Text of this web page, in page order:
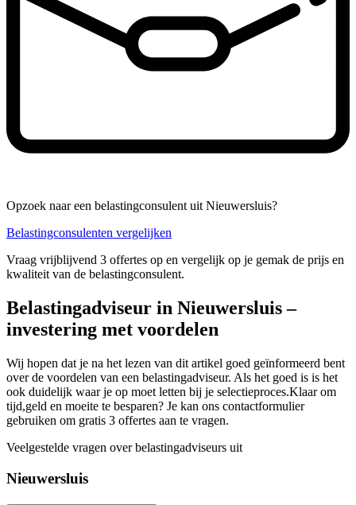
Opzoek naar een belastingconsulent uit Nieuwersluis?
Belastingconsulenten vergelijken
Vraag vrijblijvend 3 offertes op en vergelijk op je gemak de prijs en
kwaliteit van de belastingconsulent.
Belastingadviseur in Nieuwersluis –
investering met voordelen
Wij hopen dat je na het lezen van dit artikel goed geïnformeerd bent
over de voordelen van een belastingadviseur. Als het goed is is het
ook duidelijk waar je op moet letten bij je selectieproces.Klaar om
tijd,geld en moeite te besparen? Je kan ons contactformulier
gebruiken om gratis 3 offertes aan te vragen.
Veelgestelde vragen over belastingadviseurs uit
Nieuwersluis